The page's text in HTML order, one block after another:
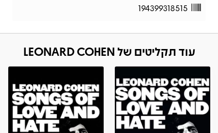
194399318515
עוד תקליטים של LEONARD COHEN